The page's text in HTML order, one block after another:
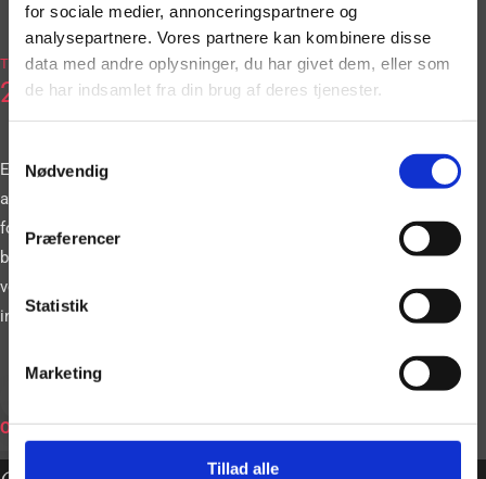
for sociale medier, annonceringspartnere og
analysepartnere. Vores partnere kan kombinere disse
data med andre oplysninger, du har givet dem, eller som
de har indsamlet fra din brug af deres tjenester.
Nødvendig
Præferencer
Statistik
Marketing
Tillad alle
Tlf.
2036
2663
Eller book vores
artister gennem vores
formular. Vi
bestræber os på at
vende tilbage til dig
inden for 24 timer.
ONLINE